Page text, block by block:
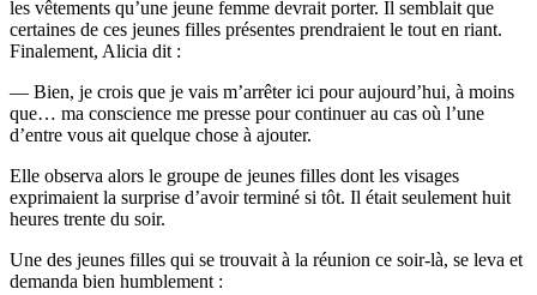
les vêtements qu’une jeune femme devrait porter. Il semblait que
certaines de ces jeunes filles présentes prendraient le tout en riant.
Finalement, Alicia dit :
— Bien, je crois que je vais m’arrêter ici pour aujourd’hui, à moins
que… ma conscience me presse pour continuer au cas où l’une
d’entre vous ait quelque chose à ajouter.
Elle observa alors le groupe de jeunes filles dont les visages
exprimaient la surprise d’avoir terminé si tôt. Il était seulement huit
heures trente du soir.
Une des jeunes filles qui se trouvait à la réunion ce soir-là, se leva et
demanda bien humblement :